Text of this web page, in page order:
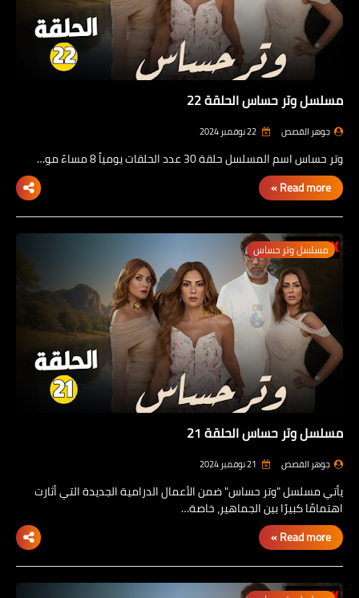
مسلسل وتر حساس الحلقة 22
جوهر القصص
وتر حساس اسم المسلسل حلقة 30 عدد الحلقات يومياً 8 مساءً مو…
Read more »
مسلسل وتر حساس
مسلسل وتر حساس الحلقة 21
جوهر القصص
يأتي مسلسل "وتر حساس" ضمن الأعمال الدرامية الجديدة التي أثارت
اهتمامًا كبيرًا بين الجماهير، خاصة…
Read more »